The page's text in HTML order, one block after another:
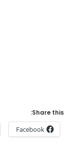
Share this:
Facebook